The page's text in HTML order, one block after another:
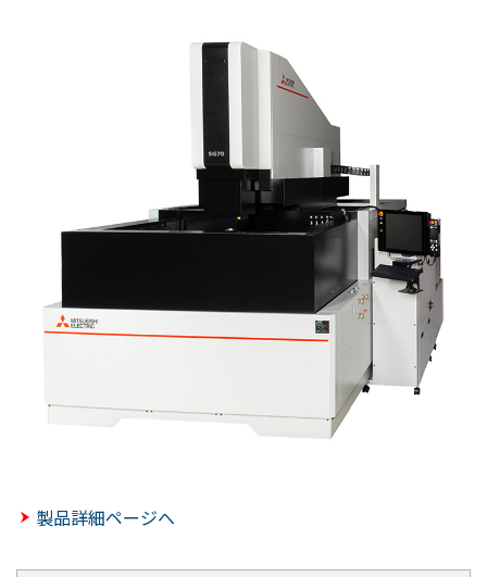
製品詳細ページへ